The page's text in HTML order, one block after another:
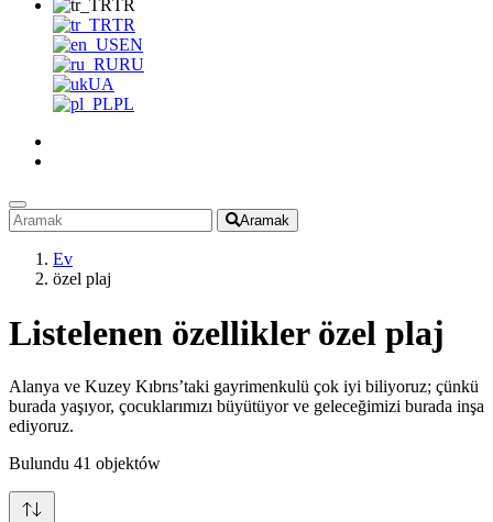
TR
TR
EN
RU
UA
PL
Aramak
Ev
özel plaj
Listelenen özellikler özel plaj
Alanya ve Kuzey Kıbrıs’taki gayrimenkulü çok iyi biliyoruz; çünkü
burada yaşıyor, çocuklarımızı büyütüyor ve geleceğimizi burada inşa
ediyoruz.
Bulundu 41 objektów